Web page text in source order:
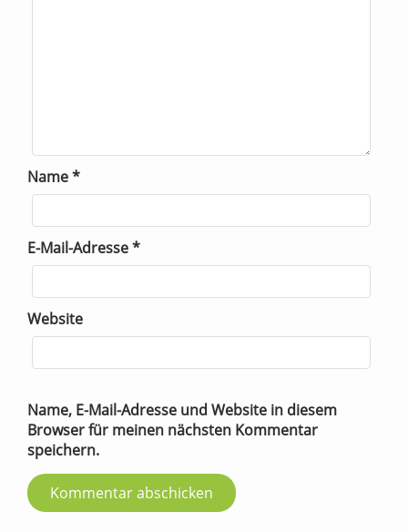
Name*
E-Mail-Adresse*
Website
Name, E-Mail-Adresse und Website in diesem
Browser für meinen nächsten Kommentar
speichern.